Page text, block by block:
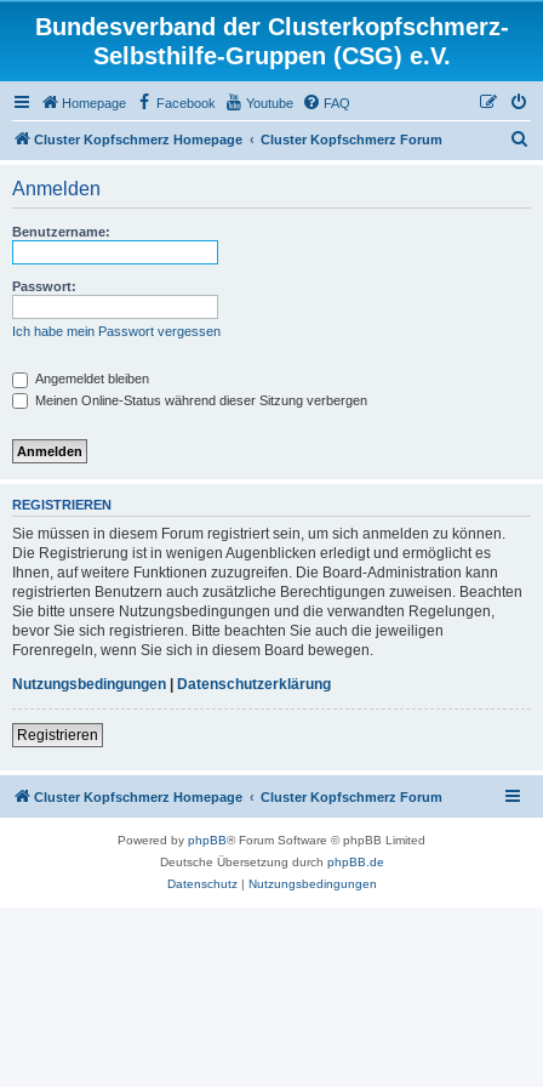
Bundesverband der Clusterkopfschmerz-
Selbsthilfe-Gruppen (CSG) e.V.
Homepage Facebook Youtube FAQ
Cluster Kopfschmerz Homepage Cluster Kopfschmerz Forum
Anmelden
Benutzername:
Passwort:
Ich habe mein Passwort vergessen
Angemeldet bleiben
Meinen Online-Status während dieser Sitzung verbergen
REGISTRIEREN
Sie müssen in diesem Forum registriert sein, um sich anmelden zu können.
Die Registrierung ist in wenigen Augenblicken erledigt und ermöglicht es
Ihnen, auf weitere Funktionen zuzugreifen. Die Board-Administration kann
registrierten Benutzern auch zusätzliche Berechtigungen zuweisen. Beachten
Sie bitte unsere Nutzungsbedingungen und die verwandten Regelungen,
bevor Sie sich registrieren. Bitte beachten Sie auch die jeweiligen
Forenregeln, wenn Sie sich in diesem Board bewegen.
Nutzungsbedingungen | Datenschutzerklärung
Registrieren
Cluster Kopfschmerz Homepage Cluster Kopfschmerz Forum
Powered by phpBB® Forum Software © phpBB Limited
Deutsche Übersetzung durch phpBB.de
Datenschutz| Nutzungsbedingungen